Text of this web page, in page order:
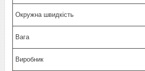
Окружна швидкість
Вага
Виробник